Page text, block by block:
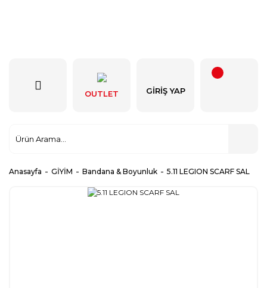
OUTLET GIRIŞ YAP
Anasayfa GİYİM Bandana & Boyunluk 5.11 LEGION SCARF SAL